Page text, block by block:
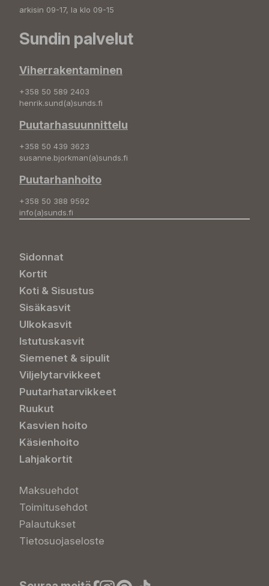
arkisin 09-17, la klo 09-15
Sundin palvelut
Viherrakentaminen
+358 50 589 2403
henrik.sund(a)sunds.fi
Puutarhasuunnittelu
+358 50 439 3623
susanne.bjorkman(a)sunds.fi
Puutarhanhoito
+358 50 388 9592
info(a)sunds.fi
Sidonnat
Kortit
Koti & Sisustus
Sisäkasvit
Ulkokasvit
Istutuskasvit
Siemenet & sipulit
Viljelytarvikkeet
Puutarhatarvikkeet
Ruukut
Kasvien hoito
Käsienhoito
Lahjakortit
Maksuehdot
Toimitusehdot
Palautukset
Tietosuojaseloste